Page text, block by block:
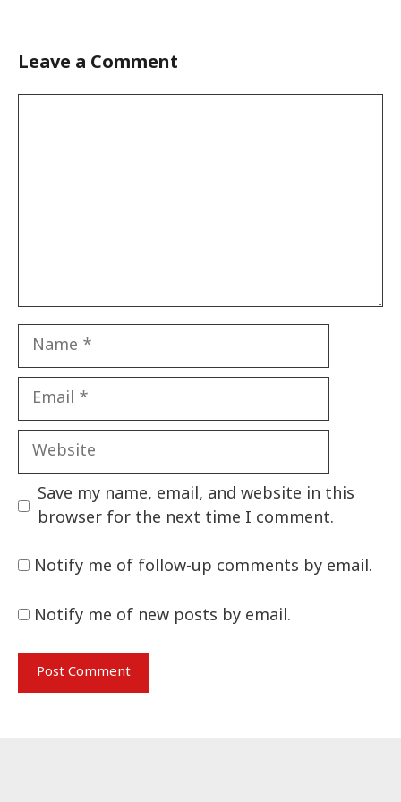
Leave a Comment
Name
Email
Website
Save my name, email, and website in this
browser for the next time I comment.
Notify me of follow-up comments by email.
Notify me of new posts by email.